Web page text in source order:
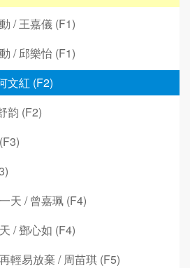
/ 王嘉儀 (F1)
/ 邱樂怡 (F1)
文紅 (F2)
韵 (F2)
天 / 曾嘉珮 (F4)
/ 鄧心如 (F4)
輕易放棄 / 周苗琪 (F5)